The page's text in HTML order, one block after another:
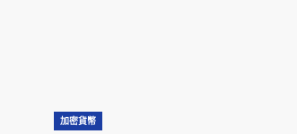
加密貨幣